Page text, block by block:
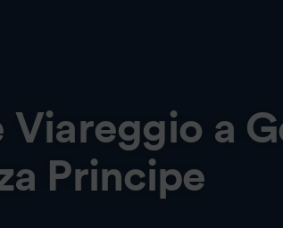
Viareggio a
Principe